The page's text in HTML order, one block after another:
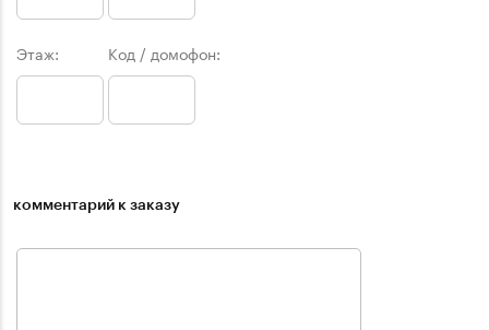
Этаж: Код / домофон:
комментарий к заказу